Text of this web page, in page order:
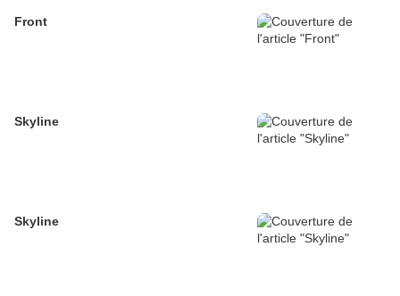
Front
Skyline
Skyline